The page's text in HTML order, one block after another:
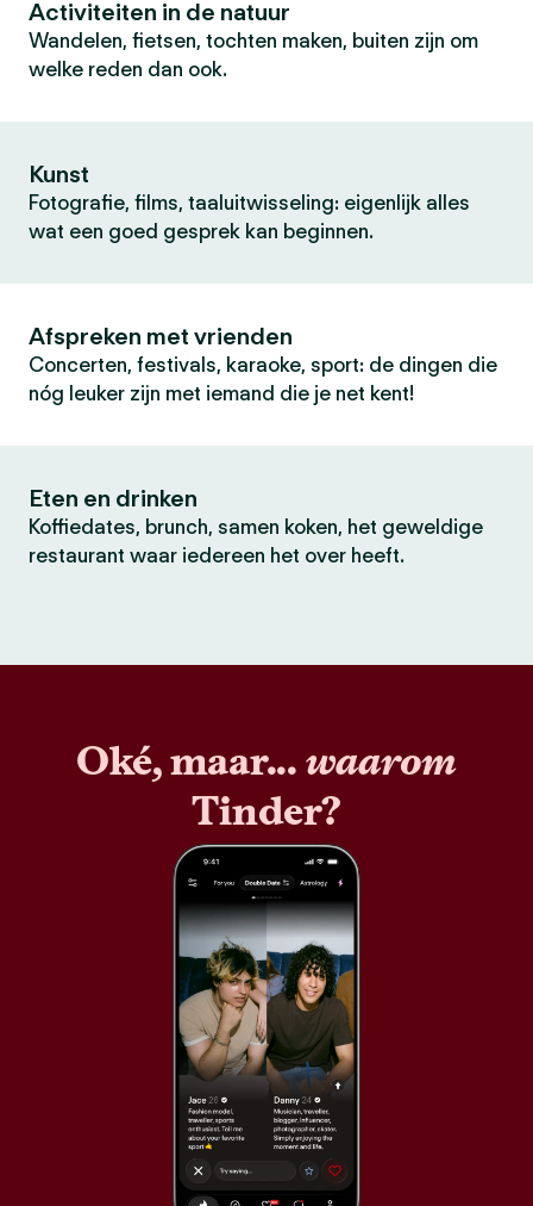
Activiteiten in de natuur
Wandelen, fietsen, tochten maken, buiten zijn om
welke reden dan ook.
Kunst
Fotografie, films, taaluitwisseling: eigenlijk alles
wat een goed gesprek kan beginnen.
Afspreken met vrienden
Concerten, festivals, karaoke, sport: de dingen die
nóg leuker zijn met iemand die je net kent!
Eten en drinken
Koffiedates, brunch, samen koken, het geweldige
restaurant waar iedereen het over heeft.
Oké, maar...waarom
Tinder?